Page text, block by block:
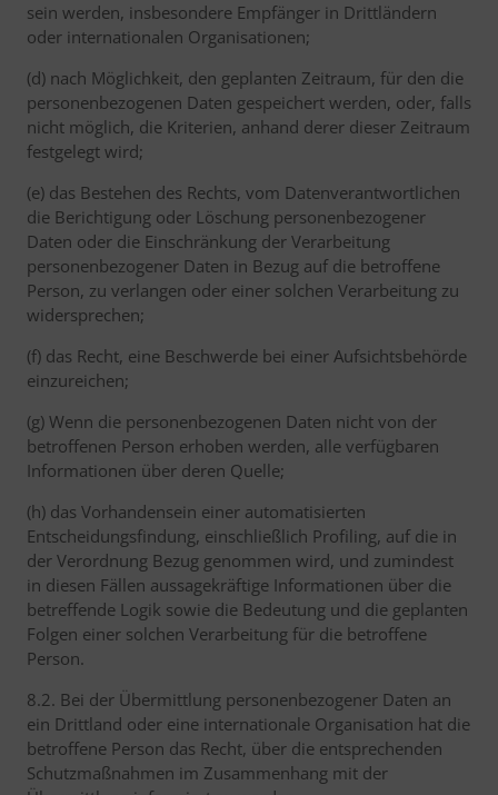
sein werden, insbesondere Empfänger in Drittländern
oder internationalen Organisationen;
(d) nach Möglichkeit, den geplanten Zeitraum, für den die
personenbezogenen Daten gespeichert werden, oder, falls
nicht möglich, die Kriterien, anhand derer dieser Zeitraum
festgelegt wird;
(e) das Bestehen des Rechts, vom Datenverantwortlichen
die Berichtigung oder Löschung personenbezogener
Daten oder die Einschränkung der Verarbeitung
personenbezogener Daten in Bezug auf die betroffene
Person, zu verlangen oder einer solchen Verarbeitung zu
widersprechen;
(f) das Recht, eine Beschwerde bei einer Aufsichtsbehörde
einzureichen;
(g) Wenn die personenbezogenen Daten nicht von der
betroffenen Person erhoben werden, alle verfügbaren
Informationen über deren Quelle;
(h) das Vorhandensein einer automatisierten
Entscheidungsfindung, einschließlich Profiling, auf die in
der Verordnung Bezug genommen wird, und zumindest
in diesen Fällen aussagekräftige Informationen über die
betreffende Logik sowie die Bedeutung und die geplanten
Folgen einer solchen Verarbeitung für die betroffene
Person.
8.2. Bei der Übermittlung personenbezogener Daten an
ein Drittland oder eine internationale Organisation hat die
betroffene Person das Recht, über die entsprechenden
Schutzmaßnahmen im Zusammenhang mit der